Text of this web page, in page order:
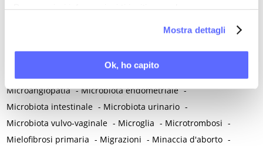
Mostra dettagli
Ok, ho capito
Menarca e pubertà -Menopausa e premenopausa -
Menopausa precoce
Microangiopatia -Microbiota endometriale -
Microbiota intestinale - Microbiota urinario -
Microbiota vulvo-vaginale - Microglia - Microtrombosi -
Mielofibrosi primaria - Migrazioni - Minaccia d'aborto -